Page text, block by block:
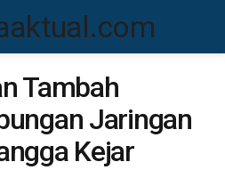
Tambah
Jaringan
Kejar